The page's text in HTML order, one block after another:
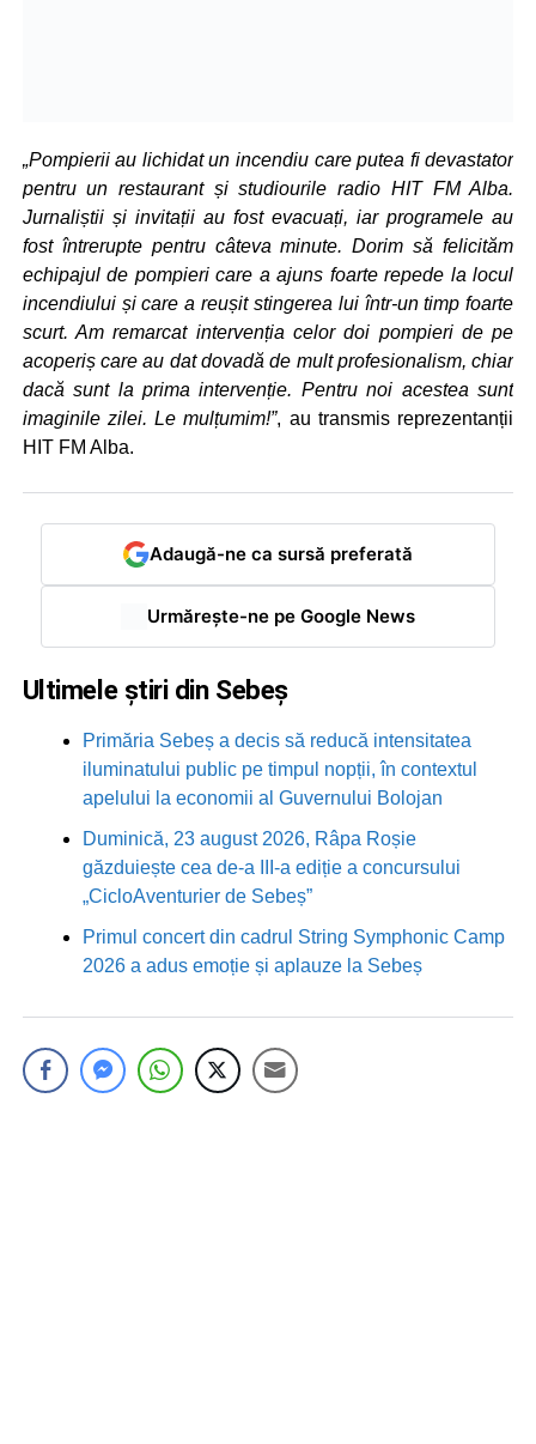
„Pompierii au lichidat un incendiu care putea fi devastator
pentru un restaurant și studiourile radio HIT FM Alba.
Jurnaliștii și invitații au fost evacuați, iar programele au
fost întrerupte pentru câteva minute. Dorim să felicităm
echipajul de pompieri care a ajuns foarte repede la locul
incendiului și care a reușit stingerea lui într-un timp foarte
scurt. Am remarcat intervenția celor doi pompieri de pe
acoperiș care au dat dovadă de mult profesionalism, chiar
dacă sunt la prima intervenție. Pentru noi acestea sunt
imaginile zilei. Le mulțumim!”, au transmis reprezentanții
HIT FM Alba.
Adaugă-ne ca sursă preferată
Urmărește-ne pe Google News
Ultimele știri din Sebeș
Primăria Sebeș a decis să reducă intensitatea
iluminatului public pe timpul nopții, în contextul
apelului la economii al Guvernului Bolojan
Duminică, 23 august 2026, Râpa Roșie
găzduiește cea de-a III-a ediție a concursului
„CicloAventurier de Sebeș”
Primul concert din cadrul String Symphonic Camp
2026 a adus emoție și aplauze la Sebeș